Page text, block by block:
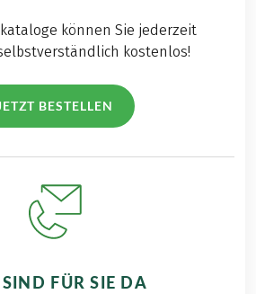
können Sie jederzeit
kostenlos!
BESTELLEN
FÜR SIE DA